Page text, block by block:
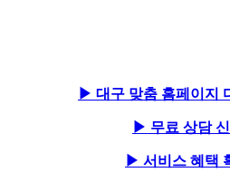
▶ 대구 맞춤 홈페이지
▶ 무료 상담 신
▶ 서비스 혜택